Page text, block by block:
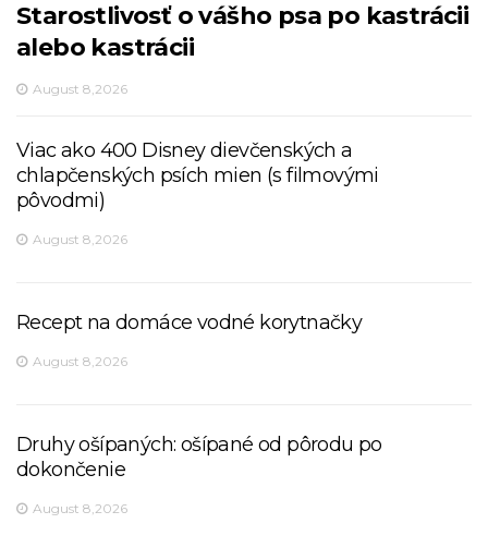
Starostlivosť o vášho psa po kastrácii
alebo kastrácii
August 8,2026
Viac ako 400 Disney dievčenských a
chlapčenských psích mien (s filmovými
pôvodmi)
August 8,2026
Recept na domáce vodné korytnačky
August 8,2026
Druhy ošípaných: ošípané od pôrodu po
dokončenie
August 8,2026